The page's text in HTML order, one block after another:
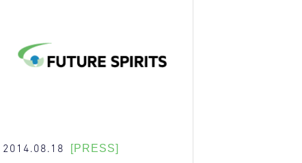
2014.08.18 [PRESS]